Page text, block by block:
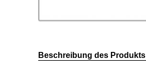
Beschreibung des Produkts